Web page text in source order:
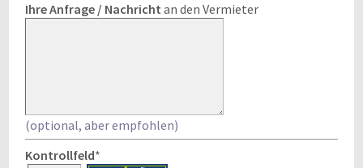
Ihre Anfrage / Nachricht an den Vermieter
(optional, aber empfohlen)
Kontrollfeld*